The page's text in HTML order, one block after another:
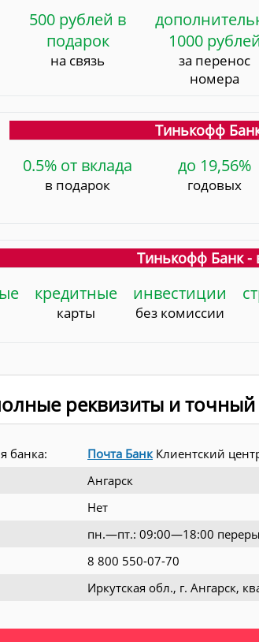
500 рублей в
подарок
на связь
1000 рублей
за перенос
номера
Тинькофф
0.5% от вклада
в подарок
до 19,56%
годовых
Тинькофф Банк -
кредитные
карты
инвестиции
без комиссии
реквизиты и
банка: Почта Банк Клиентский
Ангарск
Нет
пн.—пт.: 09:00—18:00
8 800 550-07-70
Иркутская обл., г. Ангарск,